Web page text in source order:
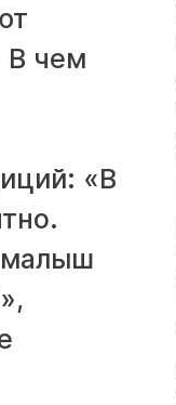
В чем
«В
малыш